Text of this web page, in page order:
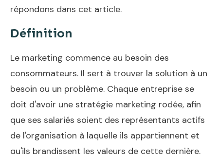
répondons dans cet article.
Définition
Le marketing commence au besoin des
consommateurs. Il sert à trouver la solution à un
besoin ou un problème. Chaque entreprise se
doit d'avoir une stratégie marketing rodée, afin
que ses salariés soient des représentants actifs
de l'organisation à laquelle ils appartiennent et
qu'ils brandissent les valeurs de cette dernière.